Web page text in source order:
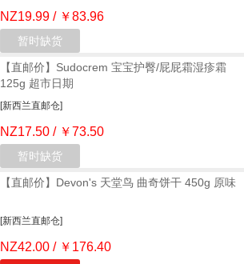
NZ19.99 / ￥83.96
暂时缺货
【直邮价】Sudocrem 宝宝护臀/屁屁霜湿疹霜
125g 超市日期
[新西兰直邮仓]
NZ17.50 / ￥73.50
暂时缺货
【直邮价】Devon's 天堂鸟 曲奇饼干 450g 原味
[新西兰直邮仓]
NZ42.00 / ￥176.40